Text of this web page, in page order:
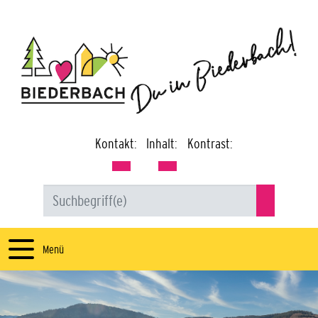
Kontakt: Inhalt: Kontrast:
Menü